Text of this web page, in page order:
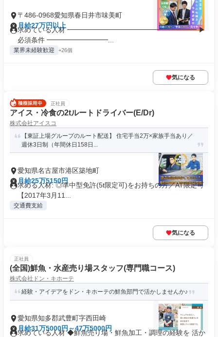
〒486-0968愛知県春日井市味美町
月給27万円以上
求めている人材 ━━━━━━━━━━━━━━━━━━━ ▶
必須条件 ━━━━━━━━━...
業界未経験歓迎 +26個
気になる
正社員
アイス・冷食の2tルートドライバー(E/Dr)
株式会社アイスコ
【東証上場グループのルート配送】 住宅手当2万×家族手当あり／
週休3日制（年間休日158日...
愛知県名古屋市港区築地町
月給25万5150円
求める人材: ◎準中型免許(5t限定可)をお持ちの方／AT限定可
【2017年3月11...
交通費支給
気になる
正社員
(全国)鮮魚・水産売り場スタッフ(専門職コース)
株式会社ドン・キホーテ
経験・アイデアをドン・キホーテの鮮魚部門で活かしませんか♪
愛知県知多郡武豊町字西田崎
月給31万5000円～47万5000円
求めている人材 ◆鮮魚売り場・鮮魚加工・調理の経験を 活か